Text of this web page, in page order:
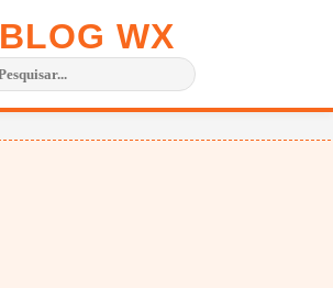
BLOG WX